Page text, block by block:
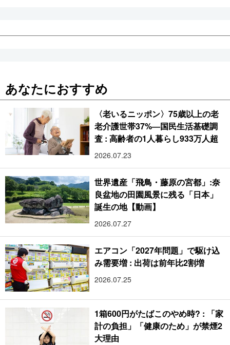
あなたにおすすめ
〈老いるニッポン〉75歳以上の老
老介護世帯37%―国民生活基礎調
査 : 高齢者の1人暮らし933万人超
2026.07.23
世界遺産「飛鳥・藤原の宮都」:奈
良盆地の田園風景に残る「日本」
誕生の地【動画】
2026.07.27
エアコン「2027年問題」で駆け込
み需要増 : 出荷は前年比2割増
2026.07.25
1箱600円がたばこのやめ時? : 「家
計の負担」「健康のため」が禁煙2
大理由